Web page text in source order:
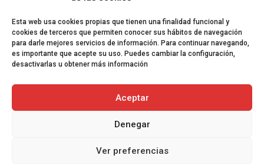
Esta web usa cookies propias que tienen una finalidad funcional y
cookies de terceros que permiten conocer sus hábitos de navegación
para darle mejores servicios de información. Para continuar navegando,
es importante que acepte su uso. Puedes cambiar la configuración,
desactivarlas u obtener más información
Aceptar
Denegar
Ver preferencias
angelcarmelo1956@gmail.com
Especial agradecimiento a Lorenzo Sanjuan Pertusa,
Eva San Martín, Jesús Benito Pertusa, Marcelino Sesé